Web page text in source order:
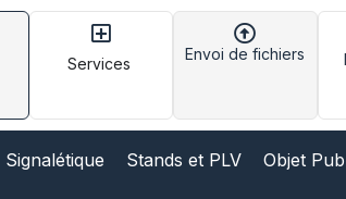
Services Ouvrir Services
Envoi de fichiers
Signalétique Stands et PLV Objet Pub